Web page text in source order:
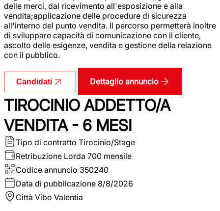
delle merci, dal ricevimento all'esposizione e alla
vendita;applicazione delle procedure di sicurezza
all'interno del punto vendita. Il percorso permetterà inoltre
di sviluppare capacità di comunicazione con il cliente,
ascolto delle esigenze, vendita e gestione della relazione
con il pubblico.
Candidati Dettaglio annuncio
TIROCINIO ADDETTO/A
VENDITA - 6 MESI
Tipo di contratto Tirocinio/Stage
Retribuzione Lorda 700 mensile
Codice annuncio 350240
Data di pubblicazione 8/8/2026
Città Vibo Valentia